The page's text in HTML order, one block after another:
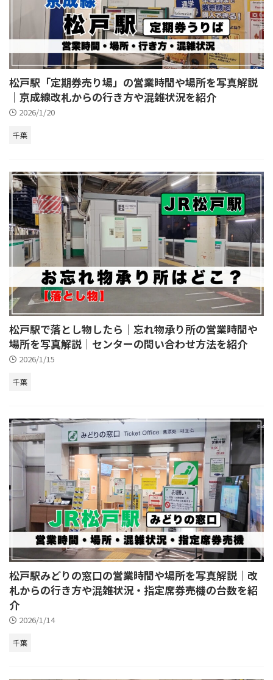
松戸駅「定期券売り場」の営業時間や場所を写真解説
｜京成線改札からの行き方や混雑状況を紹介
2026/1/20
千葉
松戸駅で落とし物したら｜忘れ物承り所の営業時間や
場所を写真解説｜センターの問い合わせ方法を紹介
2026/1/15
千葉
松戸駅みどりの窓口の営業時間や場所を写真解説｜改
札からの行き方や混雑状況・指定席券売機の台数を紹
介
2026/1/14
千葉